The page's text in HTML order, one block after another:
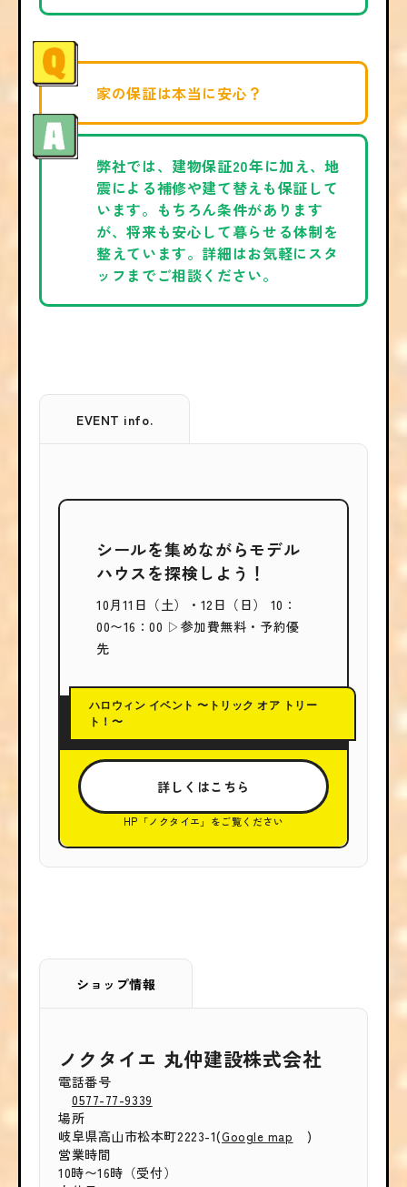
家の保証は本当に安心？
弊社では、建物保証20年に加え、地
震による補修や建て替えも保証して
います。もちろん条件があります
が、将来も安心して暮らせる体制を
整えています。詳細はお気軽にスタ
ッフまでご相談ください。
EVENT info.
シールを集めながらモデル
ハウスを探検しよう！
10月11日（土）・12日（日） 10：
00〜16：00 ▷参加費無料・予約優
先
ハロウィン イベント 〜トリック オア トリー
ト！〜
詳しくはこちら
HP「ノクタイエ」をご覧ください
ショップ情報
ノクタイエ 丸仲建設株式会社
電話番号
0577-77-9339
場所
岐阜県高山市松本町2223-1(Google map
)
営業時間
10時〜16時（受付）